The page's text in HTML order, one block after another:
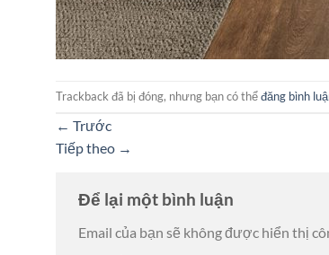
Trackback đã bị đóng, nhưng bạn có thểđăng bình
← Trước
Tiếp theo →
Để lại một bình luận
Email của bạn sẽ không được hiển thị